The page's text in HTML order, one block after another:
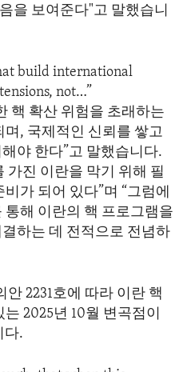
을 보여준다"고 말했습니
build international
not…”
핵 확산 위험을 초래하는
, 국제적인 신뢰를 쌓고
야 한다”고 말했습니다.
가진 이란을 막기 위해 필
가 되어 있다”며 “그럼에
해 이란의 핵 프로그램을
하는 데 전적으로 전념하
2231호에 따라 이란 핵
2025년 10월 변곡점이
다.